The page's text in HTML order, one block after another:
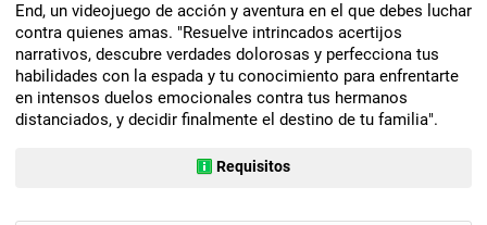
End, un videojuego de acción y aventura en el que debes luchar
contra quienes amas. "Resuelve intrincados acertijos
narrativos, descubre verdades dolorosas y perfecciona tus
habilidades con la espada y tu conocimiento para enfrentarte
en intensos duelos emocionales contra tus hermanos
distanciados, y decidir finalmente el destino de tu familia".
Requisitos